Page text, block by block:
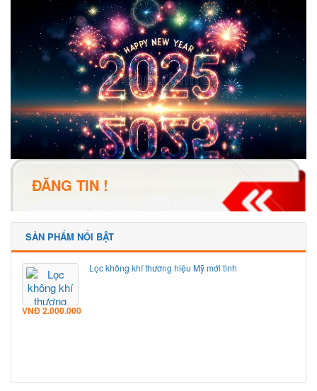
ĐĂNG TIN !
SẢN PHẨM NỔI BẬT
Lọc không khí thương hiệu Mỹ mới tinh
VNĐ2.000.000